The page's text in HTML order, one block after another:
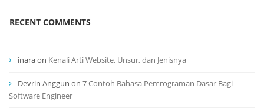
RECENT COMMENTS
inaraon Kenali Arti Website, Unsur, dan Jenisnya
Devrin Anggun on 7 Contoh Bahasa Pemrograman Dasar Bagi
Software Engineer